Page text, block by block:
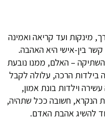
מינקות ועד קריאה ואמינה
בין-אישי היא האהבה.
– האלם, ממנו נובעת
בילדות הרכה, עלולה לקבל
וילדות בונת אמון,
הנקרא, חשובה ככל שתהיה,
להשיג אהבת האדם.